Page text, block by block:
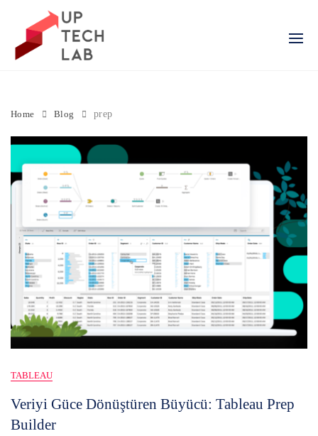
content
Home Blog prep
TABLEAU
Veriyi Güce Dönüştüren Büyücü: Tableau Prep
Builder